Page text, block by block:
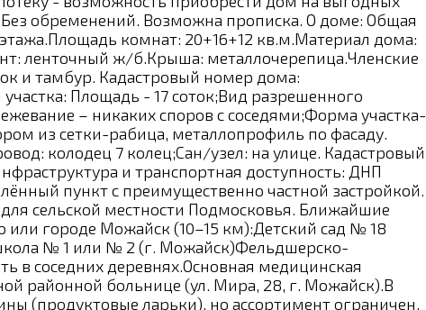
Без обременений. Возможна прописка. О доме: Общая
комнат: 20+16+12 кв.м.Материал дома:
ленточный ж/б.Крыша: металлочерепица.Членские
и тамбур. Кадастровый номер дома:
участка: Площадь - 17 соток;Вид разрешенного
– никаких споров с соседями;Форма участка-
из сетки-рабица, металлопрофиль по фасаду.
колодец 7 колец;Сан/узел: на улице. Кадастровый
и транспортная доступность: ДНП
пункт с преимущественно частной застройкой.
сельской местности Подмосковья. Ближайшие
городе Можайск (10–15 км):Детский сад № 18
№ 1 или № 2 (г. Можайск)Фельдшерско-
в соседних деревнях.Основная медицинская
районной больнице (ул. Мира, 28, г. Можайск).В
(продуктовые ларьки), но ассортимент ограничен.